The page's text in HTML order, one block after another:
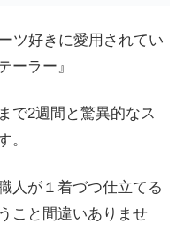
ツ好きに愛用されてい
ーラー』
で2週間と驚異的なス
。
人が１着づつ仕立てる
こと間違いありませ